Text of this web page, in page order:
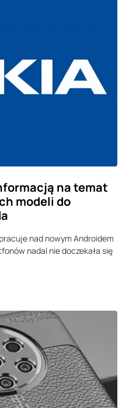
na temat
modeli do
nad nowym Androidem
nadal nie doczekała się